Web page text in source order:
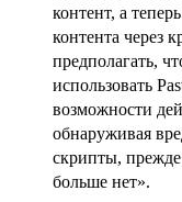
контент, а
контента через
предполагать,
использовать
возможности
обнаруживая
скрипты, прежде
больше нет».